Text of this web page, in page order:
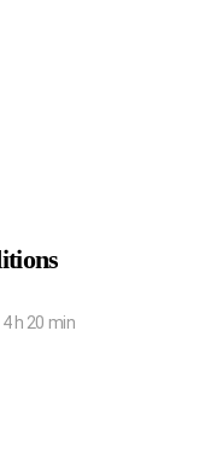
h 20 min